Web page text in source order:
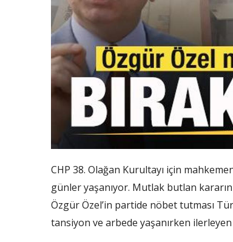
CHP 38. Olağan Kurultayı için
günler yaşanıyor. Mutlak butlan
Özgür Özel’in partide nöbet tutması
tansiyon ve arbede yaşanırken